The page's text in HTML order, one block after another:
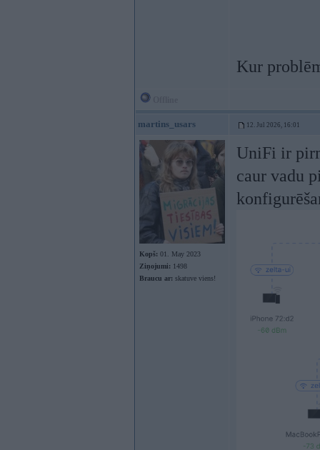
Kur
martins_usars 12. Jul 2026, 16:01
Kopš: 01. May 2023
Ziņojumi: 1498
Braucu ar: skatuve viens!
UniFi ir
caur vadu